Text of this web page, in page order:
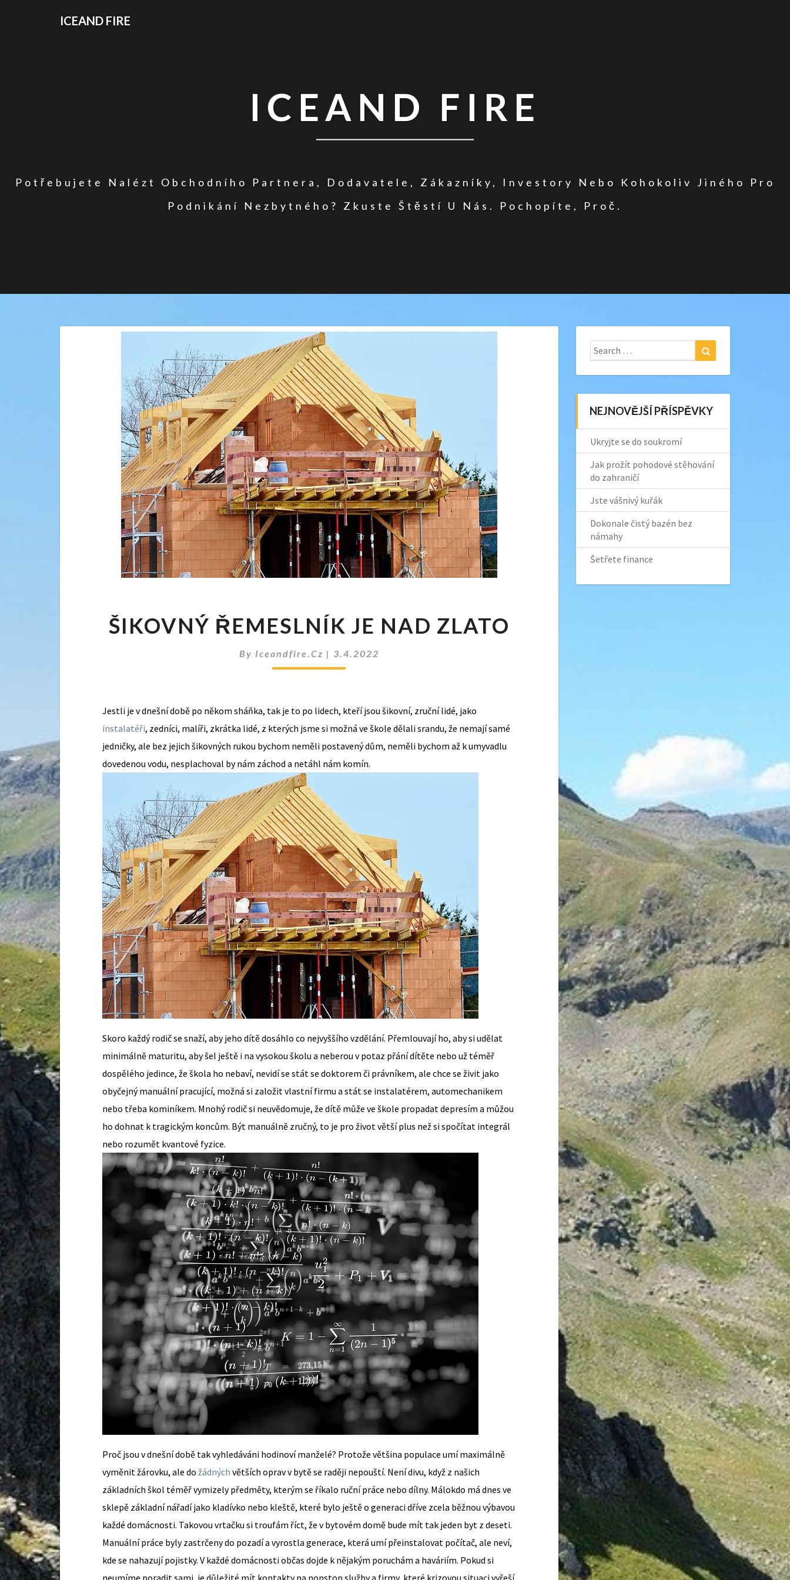
ICEAND FIRE
ICEAND FIRE
Potřebujete Nalézt Obchodního Partnera, Dodavatele, Zákazníky, Investory Nebo Kohokoliv Jiného Pro
Podnikání Nezbytného? Zkuste Štěstí U Nás. Pochopíte, Proč.
ŘEMESLNÍK
NAD
ZLATO
ŠIKOVNÝ ŘEMESLNÍK JE NAD ZLATO
By Iceandfire.cz | 3.4.2022
Jestli je v dnešní době po někom sháňka, tak je to po lidech, kteří jsou šikovní, zruční lidé, jako
instalatéři, zedníci, malíři, zkrátka lidé, z kterých jsme si možná ve škole dělali srandu, že nemají samé
jedničky, ale bez jejich šikovných rukou bychom neměli postavený dům, neměli bychom až k umyvadlu
dovedenou vodu, nesplachoval by nám záchod a netáhl nám komín.
Skoro každý rodič se snaží, aby jeho dítě dosáhlo co nejvyššího vzdělání. Přemlouvají ho, aby si udělat
minimálně maturitu, aby šel ještě i na vysokou školu a neberou v potaz přání dítěte nebo už téměř
dospělého jedince, že škola ho nebaví, nevidí se stát se doktorem či právníkem, ale chce se živit jako
obyčejný manuální pracující, možná si založit vlastní firmu a stát se instalatérem, automechanikem
nebo třeba kominíkem. Mnohý rodič si neuvědomuje, že dítě může ve škole propadat depresím a můžou
ho dohnat k tragickým koncům. Být manuálně zručný, to je pro život větší plus než si spočítat integrál
nebo rozumět kvantové fyzice.
Proč jsou v dnešní době tak vyhledáváni hodinoví manželé? Protože většina populace umí maximálně
vyměnit žárovku, ale do žádných větších oprav v bytě se raději nepouští. Není divu, když z našich
základních škol téměř vymizely předměty, kterým se říkalo ruční práce nebo dílny. Málokdo má dnes ve
sklepě základní nářadí jako kladívko nebo kleště, které bylo ještě o generaci dříve zcela běžnou výbavou
každé domácnosti. Takovou vrtačku si troufám říct, že v bytovém domě bude mít tak jeden byt z deseti.
Manuální práce byly zastrčeny do pozadí a vyrostla generace, která umí přeinstalovat počítač, ale neví,
kde se nahazují pojistky. V každé domácnosti občas dojde k nějakým poruchám a haváriím. Pokud si
neumíme poradit sami, je důležité mít kontakty na nonstop služby a firmy, které krizovou situaci vyřeší
Search
for:
NEJNOVĚJŠÍ PŘÍSPĚVKY
Ukryjte se do soukromí
Jak prožít pohodové stěhování
do zahraničí
Jste vášnivý kuřák
Dokonale čistý bazén bez
námahy
Šetřete finance